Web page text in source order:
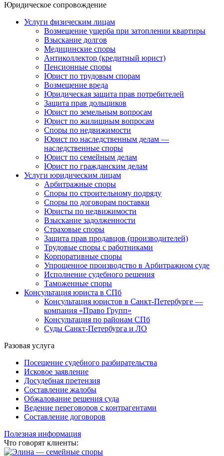
Юридическое сопровождение
Услуги физическим лицам
Возмещение ущерба при затоплении квартиры
Взыскание долгов
Медицинские споры
Антиколлектор (кредитный юрист)
Пенсионные споры
Юрист по трудовым спорам
Возмещение вреда
Юридическая защита прав потребителей
Защита прав дольщиков
Юрист по земельным вопросам
Юрист по жилищным вопросам
Споры по недвижимости
Юрист по наследственным делам —
наследственные споры
Юрист по семейным делам
Юрист по гражданским делам
Услуги юридическим лицам
Арбитражные споры
Споры по строительному подряду
Споры по договорам поставки
Юристы по недвижимости
Взыскание задолженности
Страховые споры
Защита прав продавцов (производителей)
Трудовые споры с работниками
Корпоративные споры
Упрощенное производство в Арбитражном суде
Исполнение судебного решения
Таможенные споры
Консультация юриста в СПб
Консультация юристов в Санкт-Петербурге —
компания «Право Групп»
Консультация по районам СПб
Суды Санкт-Петербурга и ЛО
Разовая услуга
Посещение судебного разбирательства
Исковое заявление
Досудебная претензия
Составление жалобы
Обжалование решения суда
Ведение переговоров с контрагентами
Составление договоров
Полезная информация
Что говорят клиенты: